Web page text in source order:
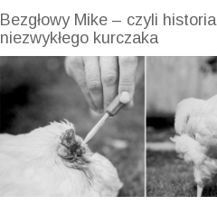
Bezgłowy Mike – czyli historia
niezwykłego kurczaka